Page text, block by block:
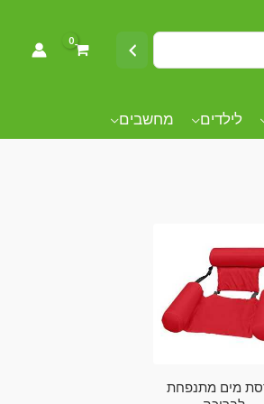
לילדים מחשבים
מים מתנפחת